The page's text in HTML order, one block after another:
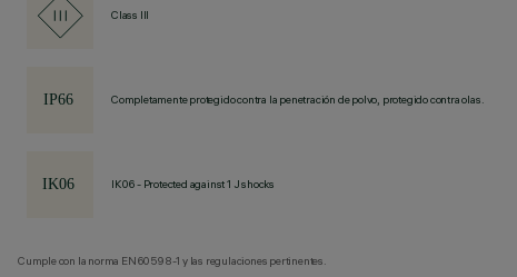
Class III
Completamente protegido contra la penetración de polvo, protegido contra olas.
IK06 - Protected against 1 J shocks
Cumple con la norma EN60598-1 y las regulaciones pertinentes.